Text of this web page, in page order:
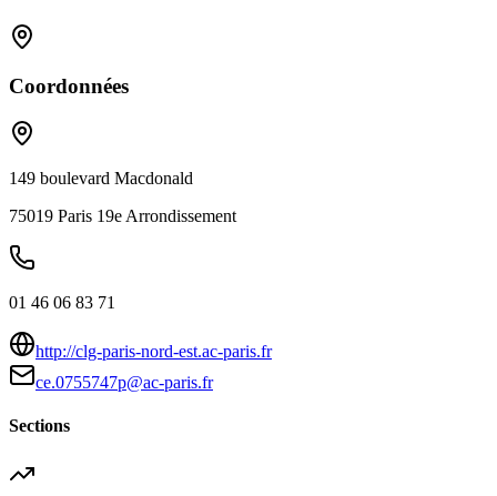
Coordonnées
149 boulevard Macdonald
75019 Paris 19e Arrondissement
01 46 06 83 71
http://clg-paris-nord-est.ac-paris.fr
ce.0755747p@ac-paris.fr
Sections